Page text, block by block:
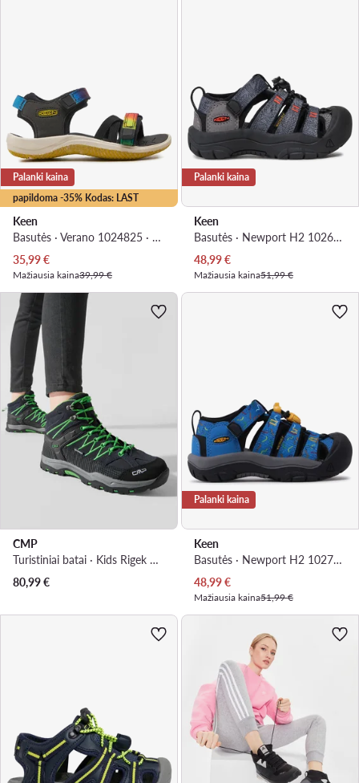
papildoma -35% Kodas: LAST
Palanki kaina
Keen
Basutės · Verano 1024825 · Juoda
Dabartinė kaina
35,99€
Mažiausia kaina39,99 €
Palanki kaina
Keen
Basutės · Newport H2 1026268 · Pilka
Dabartinė kaina
48,99€
Mažiausia kaina51,99 €
CMP
Turistiniai batai · Kids Rigek Mid Trekking Shoe Wp 3Q12944J · Tamsiai mėlyna
80,99€
Palanki kaina
Keen
Basutės · Newport H2 1027374 · Mėlyna
Dabartinė kaina
48,99€
Mažiausia kaina51,99 €